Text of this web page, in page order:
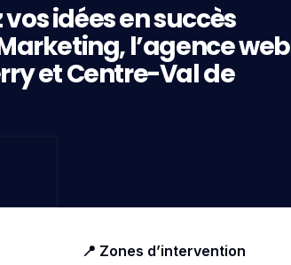
idées en succès
l’agence web
et Centre-Val de
📍 Zones d’intervention